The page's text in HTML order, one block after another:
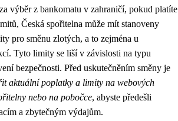
výběr z bankomatu v zahraničí, pokud platíte
Česká spořitelna může mít stanoveny
pro směnu zlotých, a to zejména u
Tyto limity se liší v závislosti na typu
bezpečnosti. Před uskutečněním směny je
aktuální poplatky a limity na webových
nebo na pobočce, abyste předešli
a zbytečným výdajům.